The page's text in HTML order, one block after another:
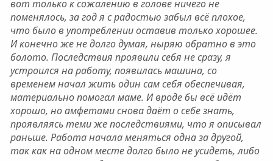
вот только к сожалению в голове ничего не
поменялось, за год я с радостью забыл всё плохое,
что было в употреблении оставив только хорошее.
И конечно же не долго думая, ныряю обратно в это
болото. Последствия проявили себя не сразу, я
устроился на работу, появилась машина, со
временем начал жить один сам себя обеспечивая,
материально помогал маме. И вроде бы всё идёт
хорошо, но амфетами снова даёт о себе знать,
проявляясь теми же последствиями, что я описывал
раньше. Работа начала меняться одна за другой,
так как на одном месте долго было не усидеть, либо